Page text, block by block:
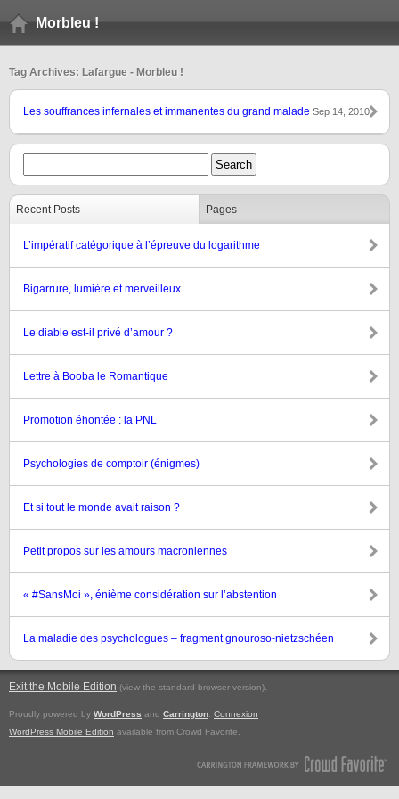
Morbleu !
Tag Archives: Lafargue - Morbleu !
Les souffrances infernales et immanentes du grand malade Sep 14, 2010
Recent Posts Pages
L’impératif catégorique à l’épreuve du logarithme
Bigarrure, lumière et merveilleux
Le diable est-il privé d’amour ?
Lettre à Booba le Romantique
Promotion éhontée : la PNL
Psychologies de comptoir (énigmes)
Et si tout le monde avait raison ?
Petit propos sur les amours macroniennes
« #SansMoi », énième considération sur l’abstention
La maladie des psychologues – fragment gnouroso-nietzschéen
Exit the Mobile Edition (view the standard browser version).
Proudly powered by WordPress and Carrington Connexion
WordPress Mobile Edition available from Crowd Favorite.